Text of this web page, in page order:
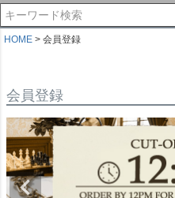
HOME 会員登録
会員登録